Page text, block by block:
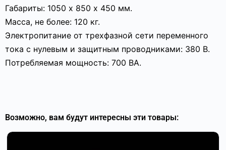
Габариты: 1050 х 850 х 450 мм.
Масса, не более: 120 кг.
Электропитание от трехфазной сети переменного
тока с нулевым и защитным проводниками: 380 В.
Потребляемая мощность: 700 ВА.
Возможно, вам будут интересны эти товары: